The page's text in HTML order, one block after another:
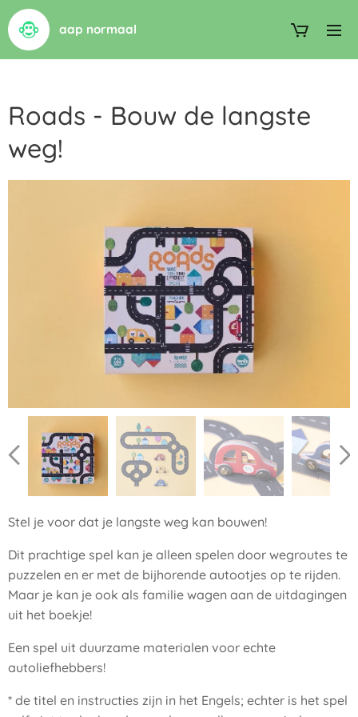
aap normaal
Roads - Bouw de langste
weg!
Stel je voor dat je langste weg kan bouwen!
Dit prachtige spel kan je alleen spelen door wegroutes te
puzzelen en er met de bijhorende autootjes op te rijden.
Maar je kan je ook als familie wagen aan de uitdagingen
uit het boekje!
Een spel uit duurzame materialen voor echte
autoliefhebbers!
* de titel en instructies zijn in het Engels; echter is het spel